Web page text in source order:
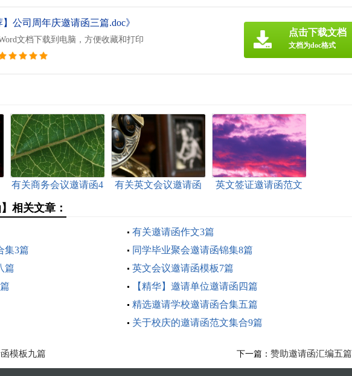
】公司周年庆邀请函三篇.doc》
文档下载到电脑，方便收藏和打印
点击下载文档
文档为doc格式
有关商务会议邀请函4
有关英文会议邀请函
英文签证邀请函范文
相关文章：
有关邀请函作文3篇
集3篇
同学毕业聚会邀请函锦集8篇
篇
英文会议邀请函模板7篇
【精华】邀请单位邀请函四篇
精选邀请学校邀请函合集五篇
关于校庆的邀请函范文集合9篇
模板九篇 下一篇： 赞助邀请函汇编五篇